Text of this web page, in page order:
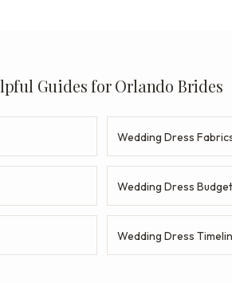
Guides for Orlando Brides
Wedding Dress
Wedding Dress
Wedding Dress